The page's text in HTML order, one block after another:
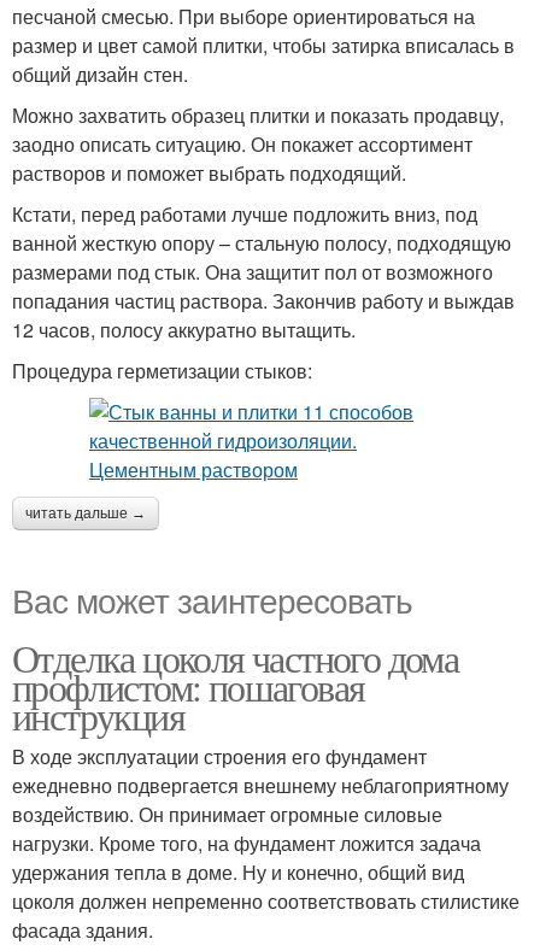
песчаной смесью. При выборе ориентироваться на
размер и цвет самой плитки, чтобы затирка вписалась в
общий дизайн стен.
Можно захватить образец плитки и показать продавцу,
заодно описать ситуацию. Он покажет ассортимент
растворов и поможет выбрать подходящий.
Кстати, перед работами лучше подложить вниз, под
ванной жесткую опору – стальную полосу, подходящую
размерами под стык. Она защитит пол от возможного
попадания частиц раствора. Закончив работу и выждав
12 часов, полосу аккуратно вытащить.
Процедура герметизации стыков:
читать дальше →
Вас может заинтересовать
Отделка цоколя частного дома
профлистом: пошаговая
инструкция
В ходе эксплуатации строения его фундамент
ежедневно подвергается внешнему неблагоприятному
воздействию. Он принимает огромные силовые
нагрузки. Кроме того, на фундамент ложится задача
удержания тепла в доме. Ну и конечно, общий вид
цоколя должен непременно соответствовать стилистике
фасада здания.